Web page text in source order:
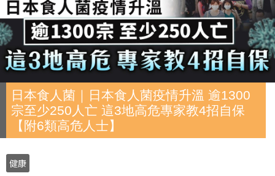
日本食人菌｜日本食人菌疫情升溫 逾1300
宗至少250人亡 這3地高危專家教4招自保
【附6類高危人士】
健康